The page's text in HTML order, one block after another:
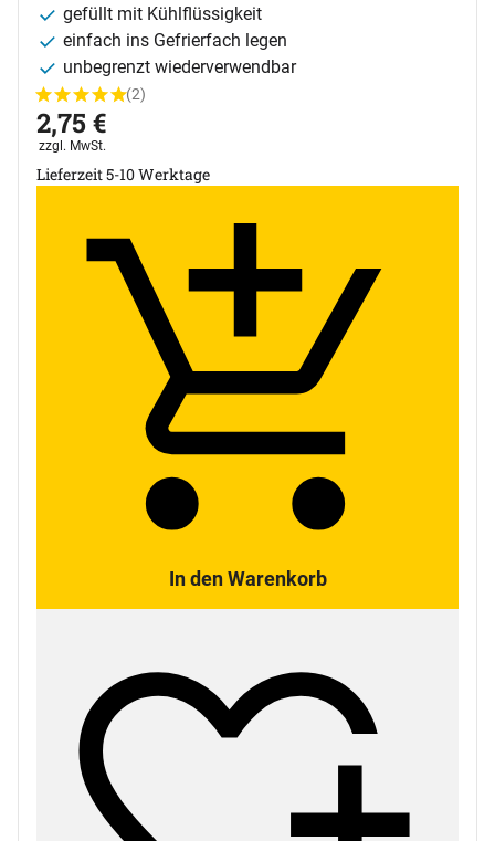
gefüllt mit Kühlflüssigkeit
einfach ins Gefrierfach legen
unbegrenzt wiederverwendbar
Bewertung: 5 von 5 (2 Bewertungen)
2 Bewertungen
(2)
2,75€
Steuerhinweis:
zzgl. MwSt.
Lieferzeit 5-10 Werktage
In den Warenkorb